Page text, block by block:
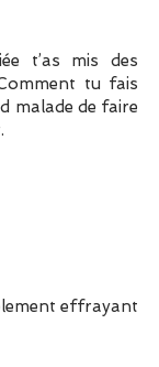
t’as mis des
tu fais
malade de faire
effrayant